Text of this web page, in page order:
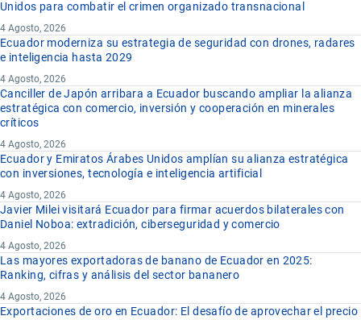
Unidos para combatir el crimen organizado transnacional
4 Agosto, 2026
Ecuador moderniza su estrategia de seguridad con drones, radares
e inteligencia hasta 2029
4 Agosto, 2026
Canciller de Japón arribara a Ecuador buscando ampliar la alianza
estratégica con comercio, inversión y cooperación en minerales
críticos
4 Agosto, 2026
Ecuador y Emiratos Árabes Unidos amplían su alianza estratégica
con inversiones, tecnología e inteligencia artificial
4 Agosto, 2026
Javier Milei visitará Ecuador para firmar acuerdos bilaterales con
Daniel Noboa: extradición, ciberseguridad y comercio
4 Agosto, 2026
Las mayores exportadoras de banano de Ecuador en 2025:
Ranking, cifras y análisis del sector bananero
4 Agosto, 2026
Exportaciones de oro en Ecuador: El desafío de aprovechar el precio